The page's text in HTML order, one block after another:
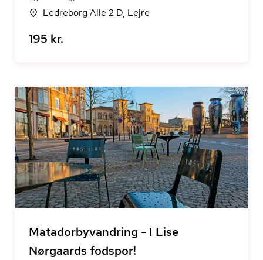
Ledreborg Alle 2 D, Lejre
195 kr.
Matadorbyvandring - I Lise
Nørgaards fodspor!